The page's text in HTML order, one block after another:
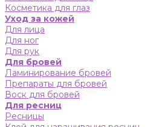
Косметика для глаз
Уход за кожей
Для лица
Для ног
Для рук
Для бровей
Ламинирование бровей
Препараты для бровей
Воск для бровей
Для ресниц
Ресницы